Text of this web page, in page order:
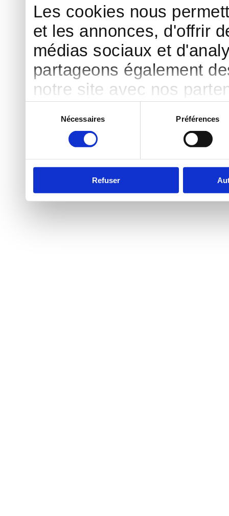
Les cookies nous
et les annonces, d'offrir
médias sociaux et
partageons également
notre site avec nos
d'autres informations
ont collectées lors de
consentement
Nécessaires Préférences
Refuser